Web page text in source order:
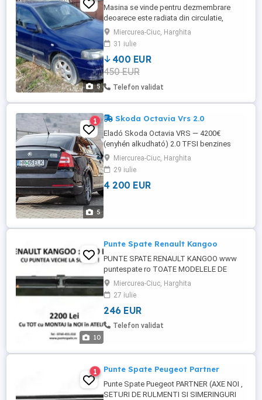
5
Masina se vinde pentru dezmembrare
deoarece este radiata din circulatie,
masina este functionala iar asa cum se
observa si in poze geamurile laterale si
luneta sant original ionizate si alte module
in stare foarte buna.
Miercurea-Ciuc, Harghita
31 iulie
400 EUR
450 EUR
Telefon validat
5
1 Skoda Octavia Vrs 2.0
Eladó Skoda Octavia VRS — 4200€
(enyhén alkudható) 2.0 TFSI benzines
motor 200 lóerő 300 000 km Az autó
műszakilag nagyon jó állapotban van,
szépen működik, erős és megbízható. A
papírok teljesen rendben vannak, napi
Miercurea-Ciuc, Harghita
29 iulie
4 200 EUR
10
Punte Spate Renault Kangoo
PUNTE SPATE RENAULT KANGOO www
puntespate ro TOATE MODELELE DE
PUNTI SPATE RENAULT ( Kangoo,
Megane, Laguna ) RENAULT MEGANE și
LAGUNA : 1.190. lei + puntea veche la
schimb, RENAULT KANGOO : 1.290. lei +
puntea veche la schimb. PRETURI cu TOT
Miercurea-Ciuc, Harghita
27 iulie
246 EUR
Telefon validat
1 Punte Spate Peugeot Partner
Punte Spate Puegeot PARTNER (AXE NOI ,
SETURI DE RULMENTI SI SIMERINGURI